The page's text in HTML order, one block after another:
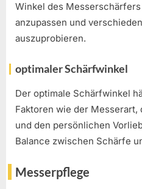
Winkel des
anzupassen und
auszuprobieren.
optimaler Schärfwinkel
Der optimale Schärfwinkel
Faktoren wie der
und den persönlichen
Balance zwischen Schärfe
Messerpflege